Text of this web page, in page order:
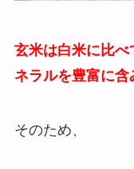
玄米は白米に比べ
ネラルを豊富に含
そのため、